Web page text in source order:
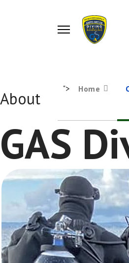
"> Home
About
GAS